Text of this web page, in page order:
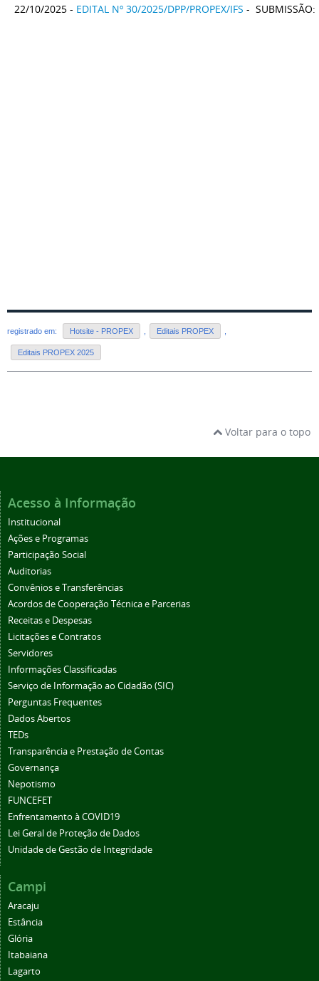
22/10/2025 - EDITAL Nº 30/2025/DPP/PROPEX/IFS - SUBMISSÃO:
registrado em: Hotsite - PROPEX Editais PROPEX
Editais PROPEX 2025
Voltar para o topo
Acesso à Informação
Institucional
Ações e Programas
Participação Social
Auditorias
Convênios e Transferências
Acordos de Cooperação Técnica e Parcerias
Receitas e Despesas
Licitações e Contratos
Servidores
Informações Classificadas
Serviço de Informação ao Cidadão (SIC)
Perguntas Frequentes
Dados Abertos
TEDs
Transparência e Prestação de Contas
Governança
Nepotismo
FUNCEFET
Enfrentamento à COVID19
Lei Geral de Proteção de Dados
Unidade de Gestão de Integridade
Campi
Aracaju
Estância
Glória
Itabaiana
Lagarto